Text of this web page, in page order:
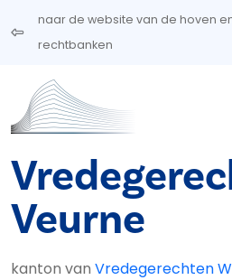
Overslaan en naar de inhoud gaan
naar de website van de hoven
rechtbanken
Veurne
kanton van Vredegerechten